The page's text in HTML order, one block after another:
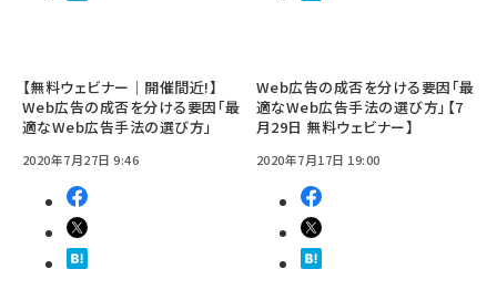
【無料ウェビナー｜開催間近!】
Web広告の成否を分ける要因「最
適なWeb広告手法の選び方」
2020年7月27日 9:46
Web広告の成否を分ける要因「最
適なWeb広告手法の選び方」【7
月29日 無料ウェビナー】
2020年7月17日 19:00